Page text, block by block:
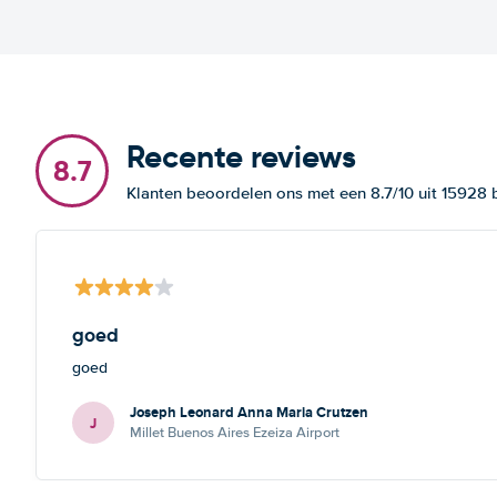
8.7 Recente reviews
Klanten beoordelen ons met een 8.7/10 uit 15928
goed
goed
J Joseph Leonard Anna Maria Crutzen
Millet Buenos Aires Ezeiza Airport